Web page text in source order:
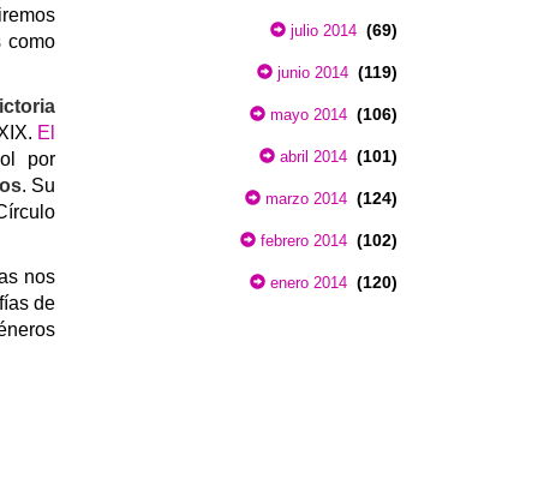
como
El
por
. Su
nos
de
julio 2014 (69)
junio 2014 (119)
mayo 2014 (106)
abril 2014 (101)
marzo 2014 (124)
febrero 2014 (102)
enero 2014 (120)